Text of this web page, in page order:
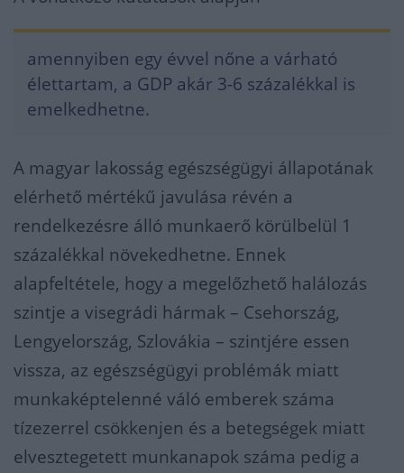
amennyiben egy évvel nőne a várható
élettartam, a GDP akár 3-6 százalékkal is
emelkedhetne.
A magyar lakosság egészségügyi állapotának
elérhető mértékű javulása révén a
rendelkezésre álló munkaerő körülbelül 1
százalékkal növekedhetne. Ennek
alapfeltétele, hogy a megelőzhető halálozás
szintje a visegrádi hármak – Csehország,
Lengyelország, Szlovákia – szintjére essen
vissza, az egészségügyi problémák miatt
munkaképtelenné váló emberek száma
tízezerrel csökkenjen és a betegségek miatt
elvesztegetett munkanapok száma pedig a